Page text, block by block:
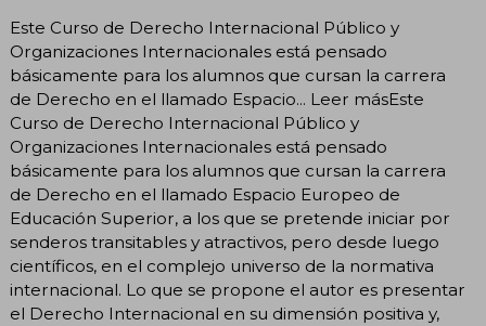
Este Curso de Derecho Internacional Público y
Organizaciones Internacionales está pensado
básicamente para los alumnos que cursan la carrera
de Derecho en el llamado Espacio... Leer másEste
Curso de Derecho Internacional Público y
Organizaciones Internacionales está pensado
básicamente para los alumnos que cursan la carrera
de Derecho en el llamado Espacio Europeo de
Educación Superior, a los que se pretende iniciar por
senderos transitables y atractivos, pero desde luego
científicos, en el complejo universo de la normativa
internacional. Lo que se propone el autor es presentar
el Derecho Internacional en su dimensión positiva y,